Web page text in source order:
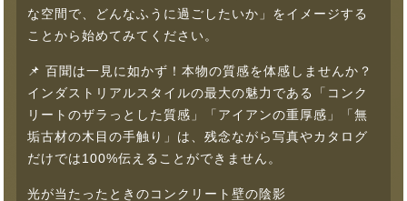
な空間で、どんなふうに過ごしたいか」をイメージする
ことから始めてみてください。
📌 百聞は一見に如かず！本物の質感を体感しませんか？
インダストリアルスタイルの最大の魅力である「コンク
リートのザラっとした質感」「アイアンの重厚感」「無
垢古材の木目の手触り」は、残念ながら写真やカタログ
だけでは100%伝えることができません。
光が当たったときのコンクリート壁の陰影